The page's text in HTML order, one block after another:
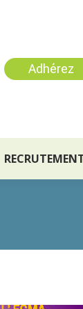
Adhérez